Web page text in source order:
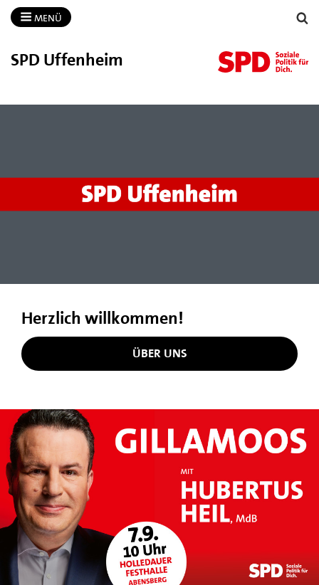
MENÜ
SPD Uffenheim
Herzlich willkommen!
ÜBER UNS